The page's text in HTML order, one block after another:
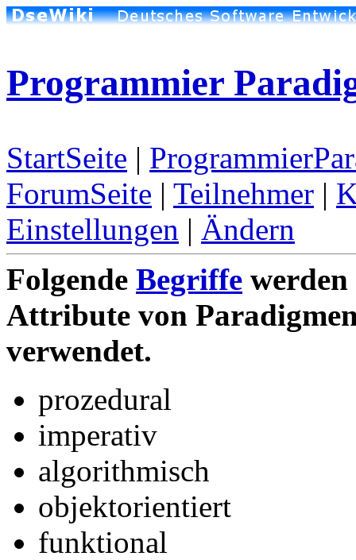
Programmier
StartSeite |
ForumSeite | Teilnehmer |
Einstellungen | Ändern
Folgende Begriffe
Attribute von
verwendet.
prozedural
imperativ
algorithmisch
objektorientiert
funktional